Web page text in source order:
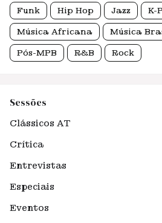
Funk Hip Hop Jazz K-
Música Africana Música
Pós-MPB R&B Rock
Sessões
Clássicos AT
Crítica
Entrevistas
Especiais
Eventos